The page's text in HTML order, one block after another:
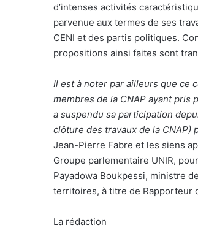
d’intenses activités
parvenue aux termes de ses
CENI et des partis politiques.
propositions ainsi faites sont
Il est à noter par ailleurs que ce
membres de la CNAP ayant pris
a suspendu sa participation
clôture des travaux de la CNAP)
Jean-Pierre Fabre et les siens
Groupe parlementaire UNIR,
Payadowa Boukpessi, ministre
territoires, à titre de Rapporteur
La rédaction